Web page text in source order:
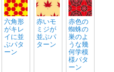
六角形
がキレ
イに並
ぶパタ
ーン
赤いモ
ミジが
並ぶパ
ターン
赤色の
蜘蛛の
巣のよ
うな幾
何学模
様パタ
ーン